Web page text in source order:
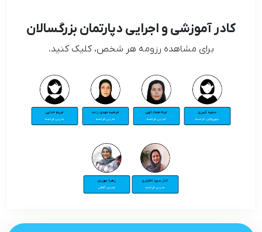
کادر آموزشی و اجرایی دپارتمان بزرگسالان
برای مشاهده رزومه هر شخص، کلیک کنید.